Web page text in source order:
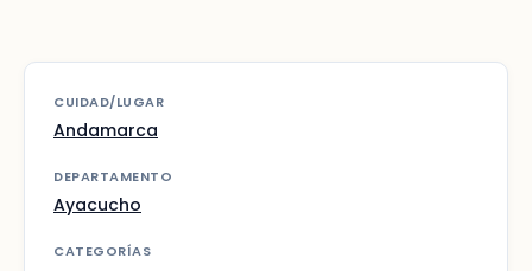
CUIDAD/LUGAR
Andamarca
DEPARTAMENTO
Ayacucho
CATEGORÍAS